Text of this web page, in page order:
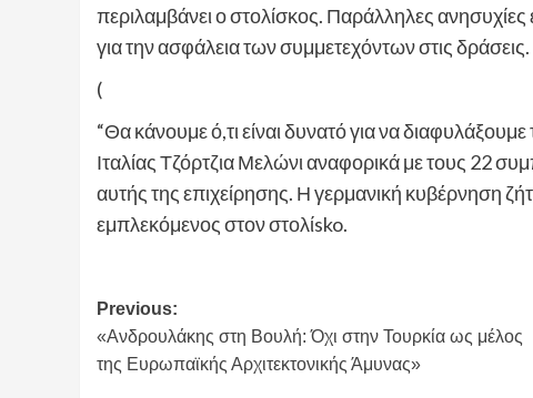
περιλαμβάνει ο στολίσκος. Παράλληλες
για την ασφάλεια των συμμετεχόντων στις δράσεις.
(
“Θα κάνουμε ό,τι είναι δυνατό για να
Ιταλίας Τζόρτζια Μελώνι αναφορικά με τους 22
αυτής της επιχείρησης. Η γερμανική κυβέρνηση
εμπλεκόμενος στον στολίsko.
Post
navigation
Previous:
«Ανδρουλάκης στη Βουλή: Όχι στην Τουρκία ως μέλος
της Ευρωπαϊκής Αρχιτεκτονικής Άμυνας»